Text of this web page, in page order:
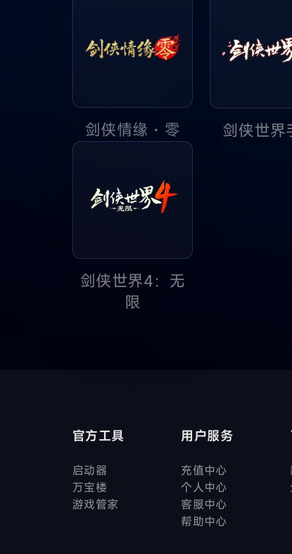
剑侠情缘・零 剑侠世界
剑侠世界4：无
限
官方工具
启动器
万宝楼
游戏管家
用户服务
充值中心
个人中心
客服中心
帮助中心